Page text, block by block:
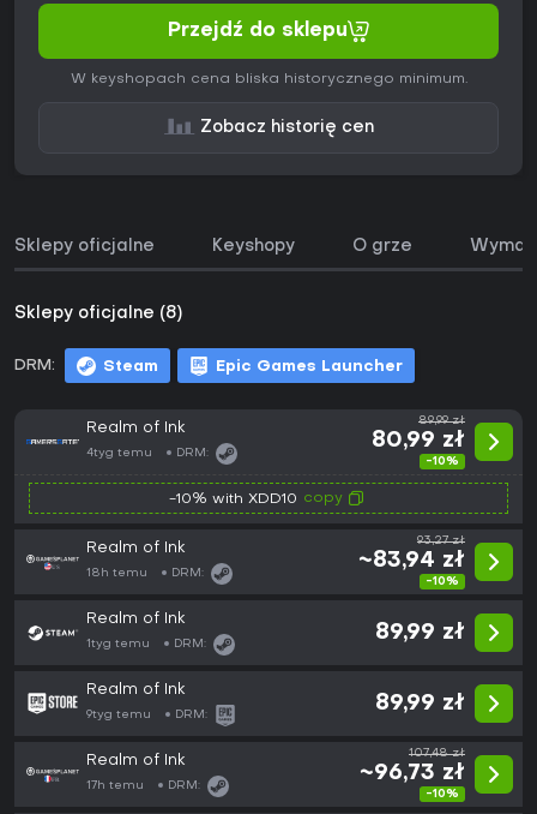
Przejdź do sklepu
W keyshopach cena bliska historycznego minimum.
Zobacz historię cen
Sklepy oficjalne Keyshopy O grze
Sklepy oficjalne (8)
DRM: Steam Epic Games Launcher
Realm of Ink
4tyg temu DRM:
89,99 zł
80,99 zł
-10%
-10% with XDD10 copy
Realm of Ink
18h temu DRM:
93,27 zł
~83,94 zł
-10%
Realm of Ink
1tyg temu DRM:
89,99 zł
Realm of Ink
9tyg temu DRM:
89,99 zł
Realm of Ink
17h temu DRM:
107,48 zł
~96,73 zł
-10%